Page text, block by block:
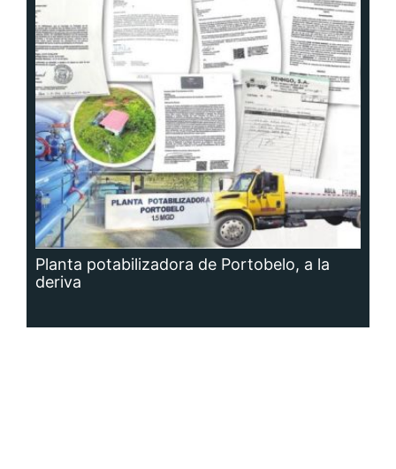
Planta potabilizadora de Portobelo, a la
deriva